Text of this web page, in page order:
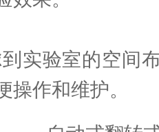
验室的空间布
操作和维护。